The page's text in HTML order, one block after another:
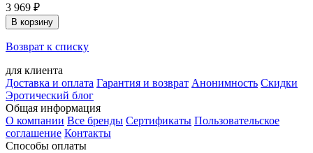
3 969 ₽
В корзину
Возврат к списку
для клиента
Доставка и оплата Гарантия и возврат Анонимность Скидки
Эротический блог
Общая информация
О компании Все бренды Сертификаты Пользовательское
соглашение Контакты
Способы оплаты